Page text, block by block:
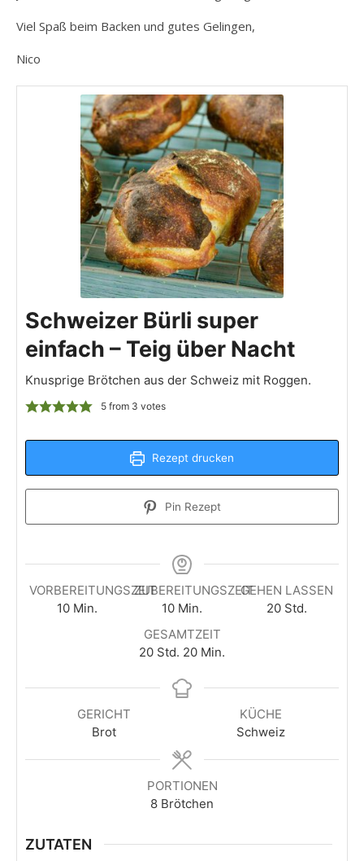
Viel Spaß beim Backen und gutes Gelingen,
Nico
Schweizer Bürli super
einfach – Teig über Nacht
Knusprige Brötchen aus der Schweiz mit Roggen.
5from 3 votes
Rezept drucken
Pin Rezept
VORBEREITUNGSZEIT
10Minuten
Min.
ZUBEREITUNGSZEIT
10Minuten
Min.
GEHEN LASSEN
20Stunden
Std.
GESAMTZEIT
20Stunden
Std. 20Minuten
Min.
GERICHT
Brot
KÜCHE
Schweiz
PORTIONEN
8 Brötchen
ZUTATEN